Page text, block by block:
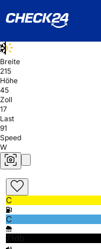
Breite
215
Höhe
45
Zoll
17
Last
91
Speed
W
C
C
71db